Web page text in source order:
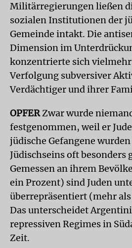
Militärregierungen ließen
sozialen Institutionen der
Gemeinde intakt. Die
Dimension im
konzentrierte sich vielmehr
Verfolgung subversiver
Verdächtiger und ihrer
OPFERZwar wurde
festgenommen, weil er
jüdische Gefangene
Jüdischseins oft besonders
Gemessen an ihrem
ein Prozent) sind Juden
überrepräsentiert (mehr
Das unterscheidet
repressiven Regimes in
Zeit.